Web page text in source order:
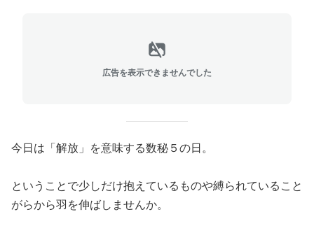
広告を表示できませんでした
今日は「解放」を意味する数秘５の日。
ということで少しだけ抱えているものや縛られていること
がらから羽を伸ばしませんか。